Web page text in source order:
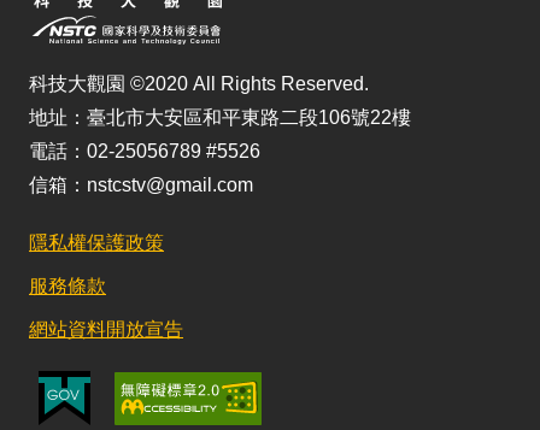
科技大觀園 ©2020 All Rights Reserved.
地址：臺北市大安區和平東路二段106號22樓
電話：02-25056789 #5526
信箱：nstcstv@gmail.com
隱私權保護政策
服務條款
網站資料開放宣告